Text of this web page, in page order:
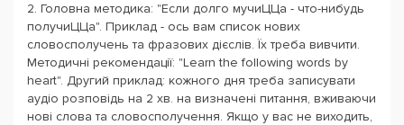
2. Головна методика: "Если долго мучиЦЦа - что-нибудь
получиЦЦа". Приклад - ось вам список нових
словосполучень та фразових дієслів. Їх треба вивчити.
Методичні рекомендації: "Learn the following words by
heart". Другий приклад: кожного дня треба записувати
аудіо розповідь на 2 хв. на визначені питання, вживаючи
нові слова та словосполучення. Якщо у вас не виходить,